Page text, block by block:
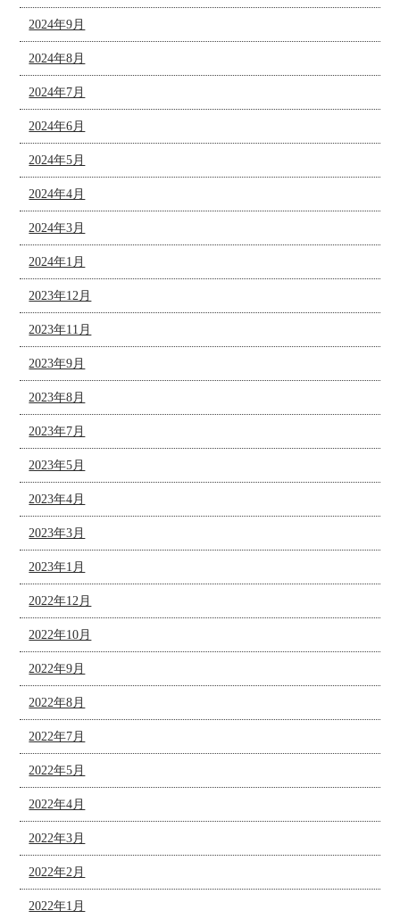
2024年9月
2024年8月
2024年7月
2024年6月
2024年5月
2024年4月
2024年3月
2024年1月
2023年12月
2023年11月
2023年9月
2023年8月
2023年7月
2023年5月
2023年4月
2023年3月
2023年1月
2022年12月
2022年10月
2022年9月
2022年8月
2022年7月
2022年5月
2022年4月
2022年3月
2022年2月
2022年1月